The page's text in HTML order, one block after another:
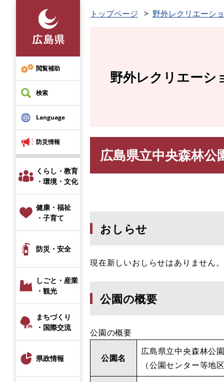
先
頭
で
す
閲覧補助
検索
Language
防災情報
くらし・教育
・環境・文化
健康・福祉
・子育て
防災・安全
しごと・産業
・観光
まちづくり
・国際交流
県政情報
トップページ 野外レクリエーシ
野外レクリエーシ
広島県立中央森林
おしらせ
現在新しいおしらせはありません。
公園の概要
公園の概要
公園名
広島県立中央森林公
（公園センター等地